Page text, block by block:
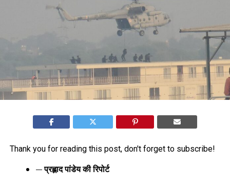
Thank you for reading this post, don't forget to subscribe!
— प्रह्लाद पांडेय की रिपोर्ट